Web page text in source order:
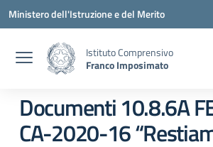
Vai ai contenuti
Vai al menu di navigazione
Vai al footer
Ministero dell'Istruzione e del Merito
Istituto Comprensivo
Franco Imposimato
Documenti 10.8.6A
CA-2020-16